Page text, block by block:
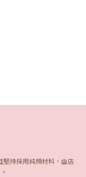
堅持採用純棉材料，由店